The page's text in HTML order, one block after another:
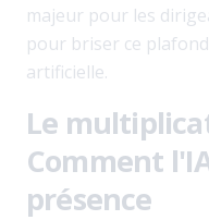
majeur pour les
pour briser ce
artificielle.
Le
Comment
présence